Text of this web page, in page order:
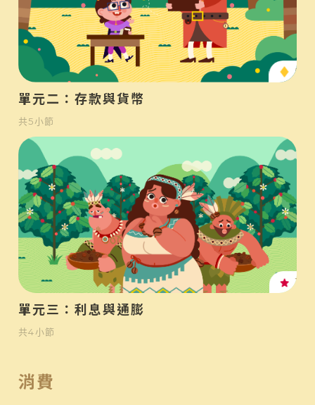
中
單元二：存款與貨幣
共5小節
高
單元三：利息與通膨
共4小節
消費